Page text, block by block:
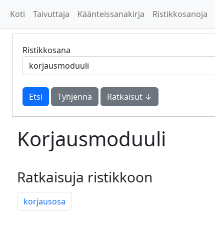
Koti Taivuttaja Käänteissanakirja Ristikkosanoja
Ristikkosana
Tyhjennä Ratkaisut ↓
Korjausmoduuli
Ratkaisuja ristikkoon
korjausosa